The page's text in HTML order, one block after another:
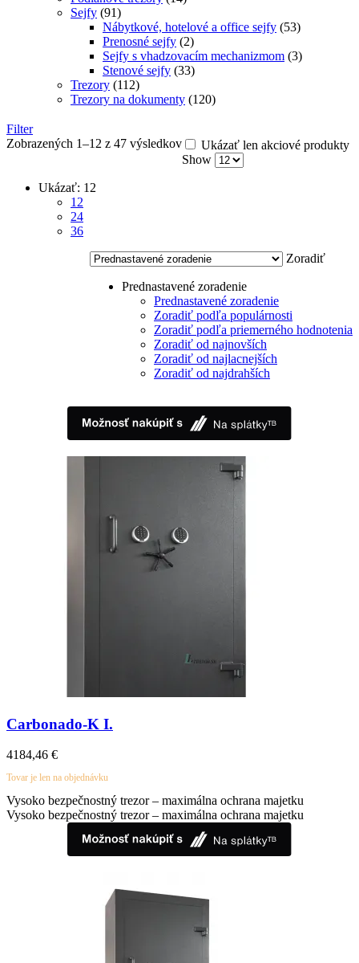
Sejfy (91)
Nábytkové, hotelové a office sejfy (53)
Prenosné sejfy (2)
Sejfy s vhadzovacím mechanizmom (3)
Stenové sejfy (33)
Trezory (112)
Trezory na dokumenty (120)
Filter
Zobrazených 1–12 z 47 výsledkov
Ukázať len akciové produkty
Show
Ukázať: 12
12
24
36
Zoradiť
Prednastavené zoradenie
Prednastavené zoradenie
Zoradiť podľa populárnosti
Zoradiť podľa priemerného hodnotenia
Zoradiť od najnovších
Zoradiť od najlacnejších
Zoradiť od najdrahších
Carbonado-K I.
4184,46 €
Tovar je len na objednávku
Vysoko bezpečnostný trezor – maximálna ochrana majetku
Vysoko bezpečnostný trezor – maximálna ochrana majetku